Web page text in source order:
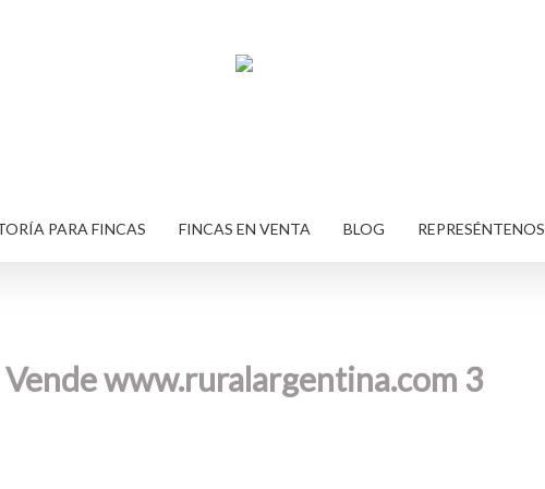
PARA FINCAS FINCAS EN VENTA BLOG REPRESÉNTENOS
Vende www.ruralargentina.com 3